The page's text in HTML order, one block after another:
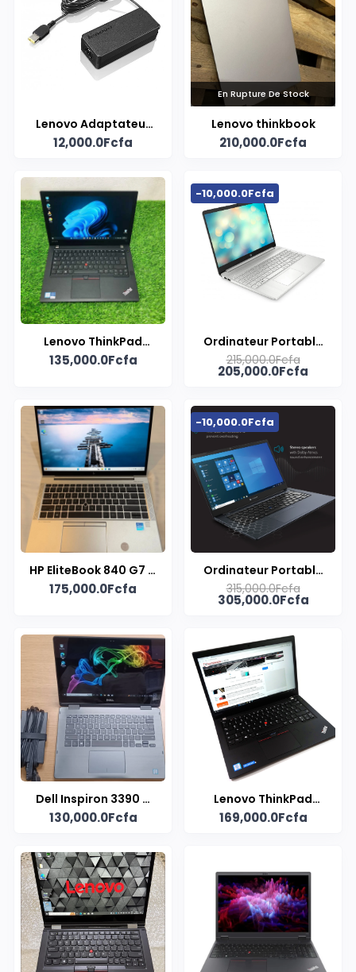
Lenovo Adaptateur
Secteur ThinkPad
12,000.0Fcfa
En Rupture De Stock
Lenovo thinkbook
210,000.0Fcfa
Lenovo ThinkPad
T470s
135,000.0Fcfa
-10,000.0Fcfa
Ordinateur Portable
HP 15 Dual Core Slim
215,000.0Fcfa
205,000.0Fcfa
HP EliteBook 840 G7 &
G8
175,000.0Fcfa
-10,000.0Fcfa
Ordinateur Portable
DYNABOOK X40J Core
I5 11th Gen
315,000.0Fcfa
305,000.0Fcfa
Dell Inspiron 3390 –
Core i3, 8 Go RAM, 128
130,000.0Fcfa
Lenovo ThinkPad
T470S
169,000.0Fcfa